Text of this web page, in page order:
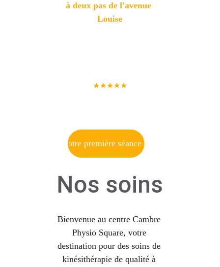
Réservez votre première séance maintenant
★★★★★
à deux pas de l'avenue
Louise
Nos soins
Bienvenue au centre Cambre
Physio Square, votre
destination pour des soins de
kinésithérapie de qualité à